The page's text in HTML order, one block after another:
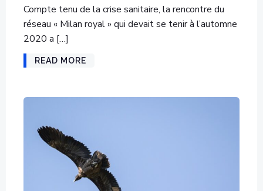
Compte tenu de la crise sanitaire, la rencontre du
réseau « Milan royal » qui devait se tenir à l’automne
2020 a […]
READ MORE